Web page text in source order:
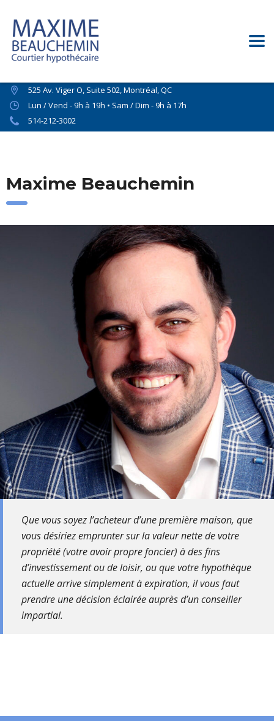
525 Av. Viger O, Suite 502, Montréal, QC
Lun / Vend - 9h à 19h • Sam / Dim - 9h à 17h
514-212-3002
Maxime Beauchemin
Que vous soyez l’acheteur d’une première maison, que
vous désiriez emprunter sur la valeur nette de votre
propriété (votre avoir propre foncier) à des fins
d’investissement ou de loisir, ou que votre hypothèque
actuelle arrive simplement à expiration, il vous faut
prendre une décision éclairée auprès d’un conseiller
impartial.